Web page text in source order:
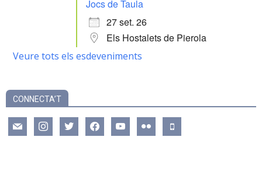
Jocs de Taula
27 set. 26
Els Hostalets de Pierola
Veure tots els esdeveniments
CONNECTA’T
mail instagramtwitter facebookyoutube flickr mobile